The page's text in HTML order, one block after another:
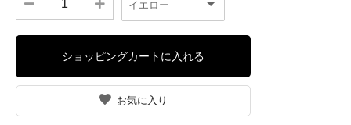
お気に入り